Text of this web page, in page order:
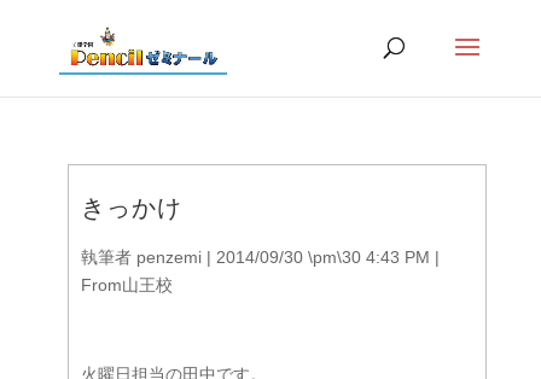
きっかけ
執筆者 penzemi| 2014/09/30 \pm\30 4:43 PM |
From山王校
火曜日担当の田中です。